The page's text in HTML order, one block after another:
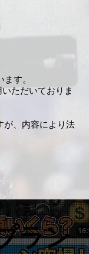
ラン
ラン
す。
ただいておりま
が、内容により法